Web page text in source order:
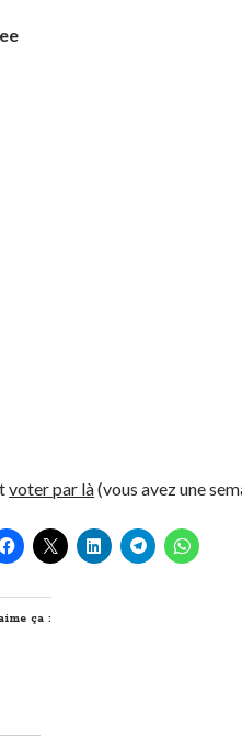
voter par là(vous avez une
ça :